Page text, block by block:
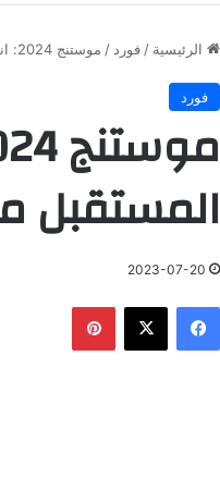
الرئيسية / فورد / موستنج 2024: انطلق بسرعة نحو المستقبل مع هذه الأيقونة الأمريكية
فورد
المستقبل
2023-07-20
فيسبوك